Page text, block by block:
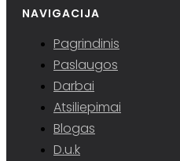
NAVIGACIJA
Pagrindinis
Paslaugos
Darbai
Atsiliepimai
Blogas
D.u.k